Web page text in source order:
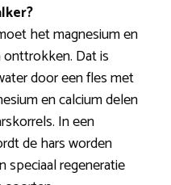
het magnesium en
Dat is
door een fles met
en calcium delen
In een
de hars worden
speciaal regeneratie